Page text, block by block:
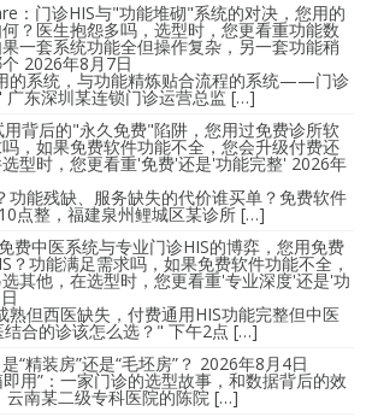
：门诊HIS与"功能堆砌"系统的对决，您用的
？医生抱怨多吗，选型时，您更看重功能数
一套系统功能全但操作复杂，另一套功能稍
2026年8月7日
的系统，与功能精炼贴合流程的系统——门诊
广东深圳某连锁门诊运营总监 […]
背后的"永久免费"陷阱，您用过免费诊所软
，如果免费软件功能不全，您会升级付费还
型时，您更看重'免费'还是'功能完整' 2026年
功能残缺、服务缺失的代价谁买单？免费软件
点整，福建泉州鲤城区某诊所 […]
费中医系统与专业门诊HIS的博弈，您用免费
？功能满足需求吗，如果免费软件功能不全，
其他，在选型时，您更看重'专业深度'还是'功
熟但西医缺失，付费通用HIS功能完整但中医
合的诊该怎么选？" 下午2点 […]
“精装房”还是“毛坯房”？ 2026年8月4日
即用”：一家门诊的选型故事，和数据背后的效
云南某二级专科医院的陈院 […]